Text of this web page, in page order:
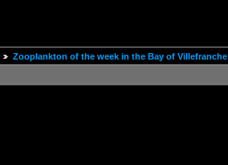
Zooplankton of the week in the Bay of Villefranche